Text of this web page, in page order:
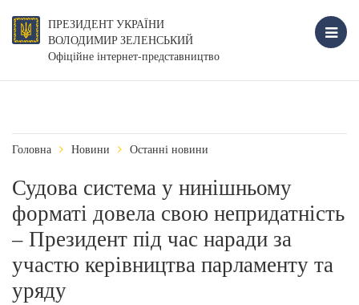
ПРЕЗИДЕНТ УКРАЇНИ
ВОЛОДИМИР ЗЕЛЕНСЬКИЙ
Офіційне інтернет-представництво
Головна Новини Останні новини
Судова система у нинішньому
форматі довела свою непридатність
– Президент під час наради за
участю керівництва парламенту та
уряду